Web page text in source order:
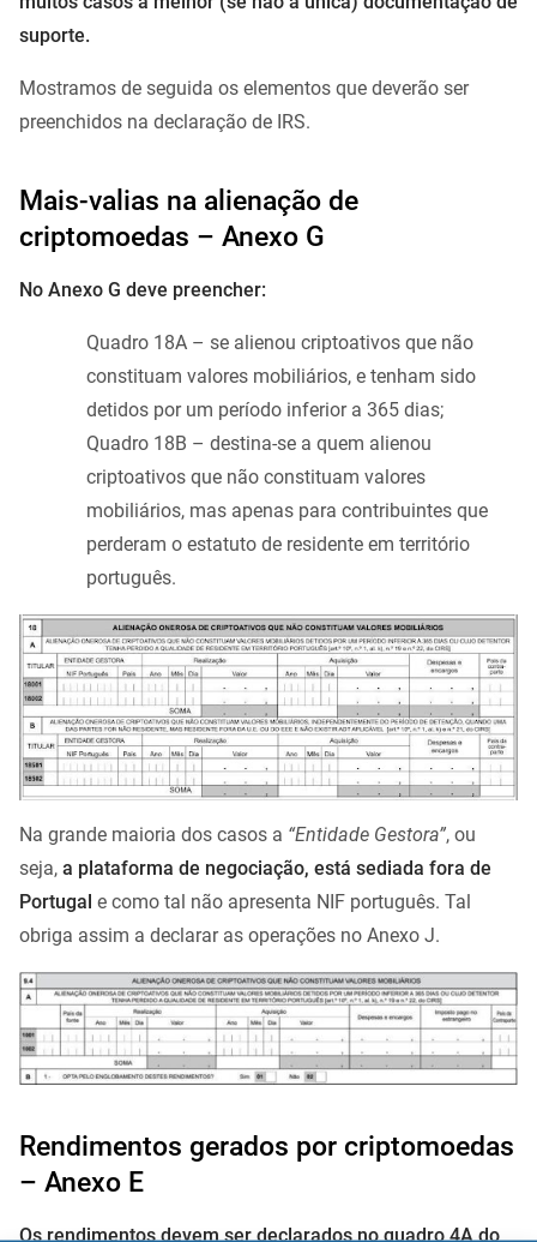
suporte.
Mostramos de seguida os elementos que deverão ser
preenchidos na declaração de IRS.
Mais-valias na alienação de
criptomoedas – Anexo G
No Anexo G deve preencher:
Quadro 18A – se alienou criptoativos que não
constituam valores mobiliários, e tenham sido
detidos por um período inferior a 365 dias;
Quadro 18B – destina-se a quem alienou
criptoativos que não constituam valores
mobiliários, mas apenas para contribuintes que
perderam o estatuto de residente em território
português.
Na grande maioria dos casos a “Entidade Gestora”, ou
seja, a plataforma de negociação, está sediada fora de
Portugal e como tal não apresenta NIF português. Tal
obriga assim a declarar as operações no Anexo J.
Rendimentos gerados por criptomoedas
– Anexo E
Os rendimentos devem ser declarados no quadro 4A do